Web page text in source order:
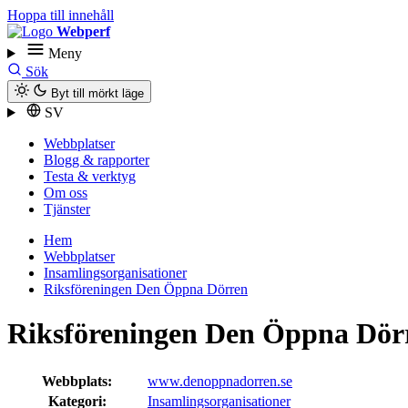
Hoppa till innehåll
Webperf
Meny
Sök
Byt till mörkt läge
SV
Webbplatser
Blogg & rapporter
Testa & verktyg
Om oss
Tjänster
Hem
Webbplatser
Insamlings­organisationer
Riksföreningen Den Öppna Dörren
Riksföreningen Den Öppna
Webbplats:
www.denoppnadorren.se
Kategori:
Insamlings­organisationer